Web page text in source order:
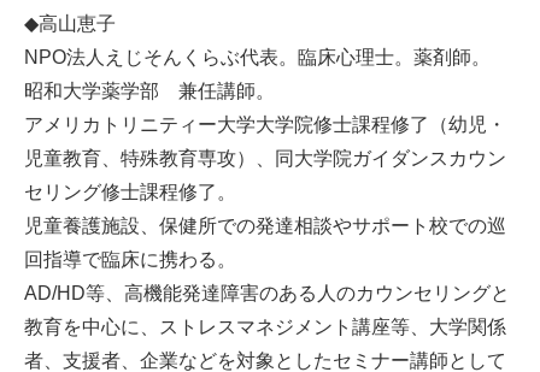
◆高山恵子
NPO法人えじそんくらぶ代表。臨床心理士。薬剤師。
昭和大学薬学部 兼任講師。
アメリカトリニティー大学大学院修士課程修了（幼児・
児童教育、特殊教育専攻）、同大学院ガイダンスカウン
セリング修士課程修了。
児童養護施設、保健所での発達相談やサポート校での巡
回指導で臨床に携わる。
AD/HD等、高機能発達障害のある人のカウンセリングと
教育を中心に、ストレスマネジメント講座等、大学関係
者、支援者、企業などを対象としたセミナー講師として